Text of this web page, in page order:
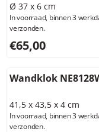
Ø 37 x 6 cm
In voorraad, binnen 3
verzonden.
Prijs: 65,00,
€65,00
Wandklok
41,5 x 43,5 x 4 cm
In voorraad, binnen 3
verzonden.